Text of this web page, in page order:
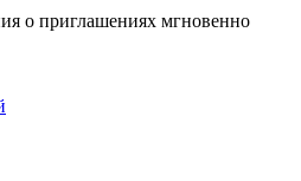
о приглашениях мгновенно